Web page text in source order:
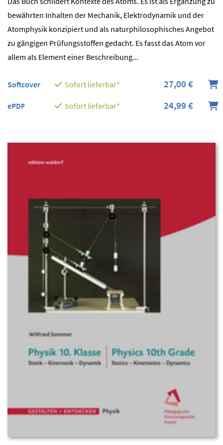
bewährten Inhalten der Mechanik, Elektrodynamik und der
Atomphysik konzipiert und als naturphilosophisches Angebot
zu gängigen Prüfungsstoffen gedacht. Es fasst das Atom vor
allem als Element einer Beschreibung...
Softcover Sofort lieferbar* 27,00 €
ePDF Sofort lieferbar* 24,99 €